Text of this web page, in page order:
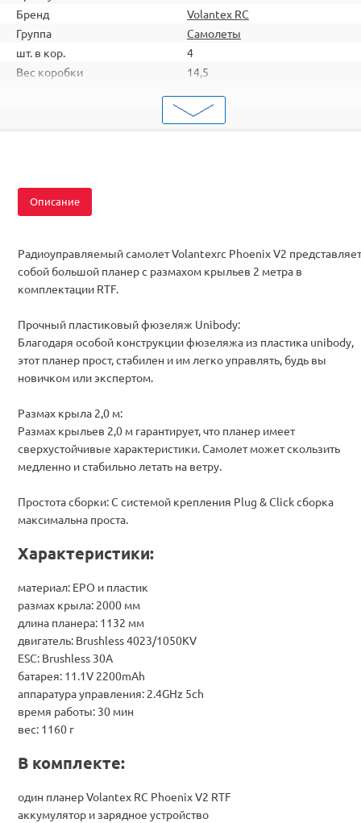
Бренд
Volantex RC
Группа
Самолеты
шт. в кор.
4
Вес коробки
14,5
2000000094700
Комплектация
Описание
Радиоуправляемый самолет Volantexrc Phoenix V2 представляет
собой большой планер с размахом крыльев 2 метра в
комплектации RTF.
Прочный пластиковый фюзеляж Unibody:
Благодаря особой конструкции фюзеляжа из пластика unibody,
этот планер прост, стабилен и им легко управлять, будь вы
новичком или экспертом.
Размах крыла 2,0 м:
Размах крыльев 2,0 м гарантирует, что планер имеет
сверхустойчивые характеристики. Самолет может скользить
медленно и стабильно летать на ветру.
Простота сборки: С системой крепления Plug & Click сборка
максимальна проста.
Характеристики:
материал: EPO и пластик
размах крыла: 2000 мм
длина планера: 1132 мм
двигатель: Brushless 4023/1050KV
ESC: Brushless 30A
батарея: 11.1V 2200mAh
аппаратура управления: 2.4GHz 5ch
время работы: 30 мин
вес: 1160 г
В комплекте:
один планер Volantex RC Phoenix V2 RTF
аккумулятор и зарядное устройство